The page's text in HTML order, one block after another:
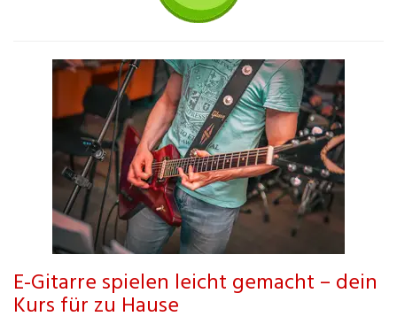
E-Gitarre spielen leicht gemacht – dein
Kurs für zu Hause